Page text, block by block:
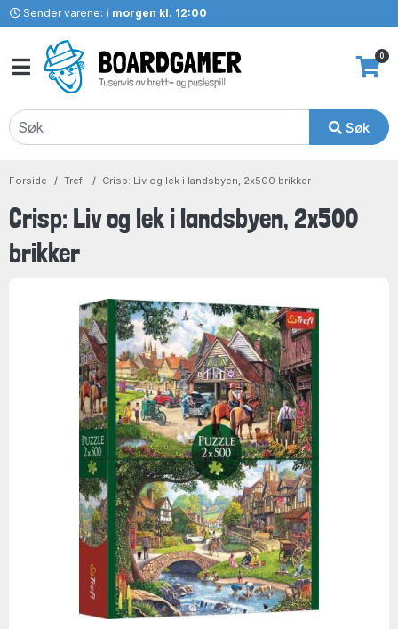
Sender varene: i morgen kl. 12:00
Søk
0
Forside Trefl Crisp: Liv og lek i landsbyen, 2x500 brikker
Crisp: Liv og lek i landsbyen, 2x500
brikker